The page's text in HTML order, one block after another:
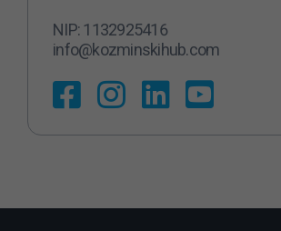
NIP: 1132925416
info@kozminskihub.com